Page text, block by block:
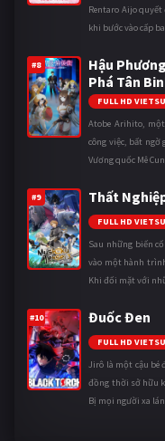
Rentaro Aijo
khi bước vào cấp
#8
Hậu
Phá Tân
FULL HD
Atobe Arihito,
công việc, bất ngờ
Vương quốc Mê
#9 Thất
FULL HD
Sau những biến
vào một hành
Khi đối mặt với
#10 Đuốc Đen
FULL HD
Jirô là một cậu bé
đồng thời sở hữu
Bị mọi người xa